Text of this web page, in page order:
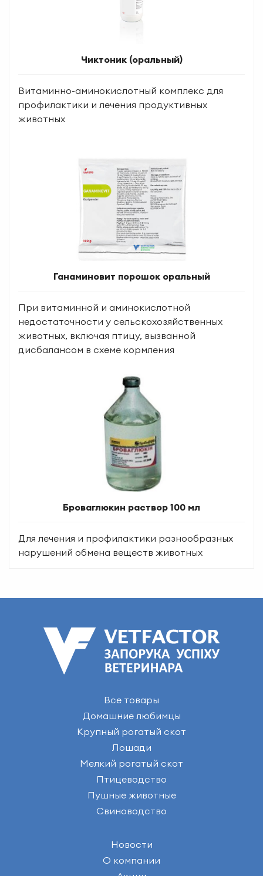
Чиктоник (оральный)
Витаминно-аминокислотный комплекс для
профилактики и лечения продуктивных
животных
Ганаминовит порошок оральный
При витаминной и аминокислотной
недостаточности у сельскохозяйственных
животных, включая птицу, вызванной
дисбалансом в схеме кормления
Броваглюкин раствор 100 мл
Для лечения и профилактики разнообразных
нарушений обмена веществ животных
Все товары
Домашние любимцы
Крупный рогатый скот
Лошади
Мелкий рогатый скот
Птицеводство
Пушные животные
Свиноводство
Новости
О компании